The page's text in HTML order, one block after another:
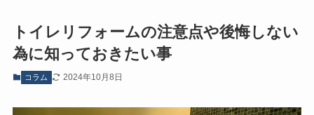
トイレリフォームの注意点や後悔しない
為に知っておきたい事
コラム 2024年10月8日